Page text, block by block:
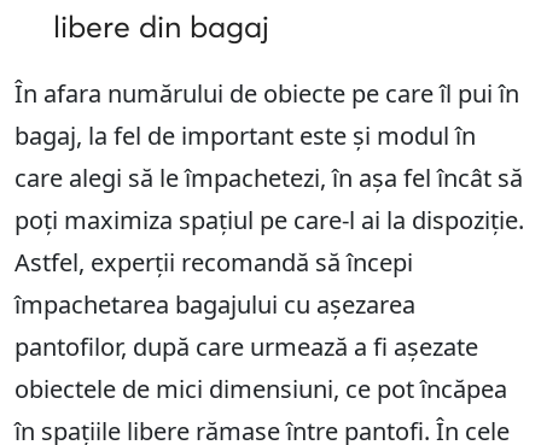
libere din bagaj
În afara numărului de obiecte pe care îl pui în
bagaj, la fel de important este și modul în
care alegi să le împachetezi, în așa fel încât să
poți maximiza spațiul pe care-l ai la dispoziție.
Astfel, experții recomandă să începi
împachetarea bagajului cu așezarea
pantofilor, după care urmează a fi așezate
obiectele de mici dimensiuni, ce pot încăpea
în spațiile libere rămase între pantofi. În cele